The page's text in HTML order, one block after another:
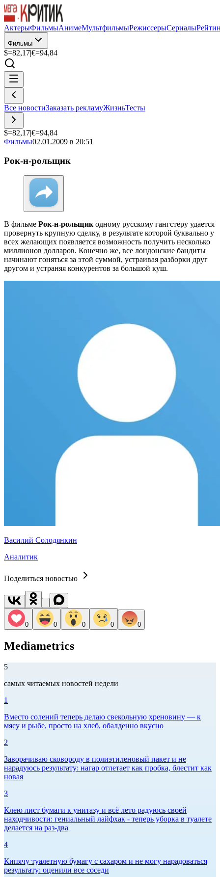
АктерыФильмыАнимеМультфильмыРежиссерыСериалы
Фильмы
$=82,17|€=94,84
Все новостиЗаказать рекламуЖизньТесты
$=82,17|€=94,84
Фильмы02.01.2009 в 20:51
Рок-н-рольщик
В фильме Рок-н-рольщикодному русскому гангстеру удается
провернуть крупную сделку, в результате которой буквально у
всех желающих появляется возможность получить несколько
миллионов долларов. Конечно же, все лондонские бандиты
начинают гоняться за этой суммой, устраивая разборки друг
другом и устраняя конкурентов за большой куш.
Василий Солодянкин
Аналитик
Поделиться новостью
0 0 0 0 0
Mediametrics
5
самых читаемых новостей недели
1
Вместо солений теперь делаю свекольную хреновину — к
мясу и рыбе, просто на хлеб, обалденно вкусно
2
Заворачиваю сковороду в полиэтиленовый пакет и не
нарадуюсь результату: нагар отлетает как пробка, блестит как
новая
3
Клею лист бумаги к унитазу и всё лето радуюсь своей
находчивости: гениальный лайфхак - теперь уборка в туалете
делается на раз-два
4
Кипячу туалетную бумагу с сахаром и не могу нарадоваться
результату: оценили все соседи